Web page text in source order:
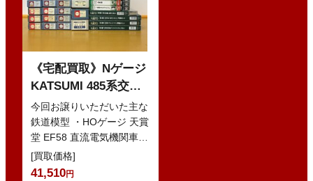
《宅配買取》Nゲージ
KATSUMI 485系交直
流特急型電車 などの
鉄道模型
今回お譲りいただいた主な
鉄道模型 ・HOゲージ 天賞
堂 EF58 直流電気機関車
・Nゲージ KATO 10-386
285系0番…
[買取価格]
41,510円